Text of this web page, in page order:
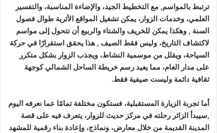
ترتبط بالمواسم, مع التخطيط الجيد، والإضاءة المناسبة، والتفسير
العلمي، وخدمات الزوار، يمكن تشغيل المواقع الأثرية طوال فصول
السنة , وهكذا يمكن للخريف والشتاء والربيع أن تتحول إلى مواسم
لاكتشاف التاريخ، وليس فقط الصيف , هذا يحقق استقرارًا في حركة
السياحة، ويقلل من موسمية النشاط، ويجذب الزوار بشكل متكرر
على مدار العام، مما يعيد رسم خريطة الساحل الشمالي كوجهة
ثقافية دائمة وليست صيفية فقط.
أما تجربة الزيارة المستقبلية، فستكون مختلفة تمامًا عما نعرفه اليوم
,سيبدأ الزائر رحلته في مركز حديث للزوار، يتعرف فيه على قصة
المدينة القديمة من خلال معارض، ونماذج، وإعادة بناء رقمية للمشهد